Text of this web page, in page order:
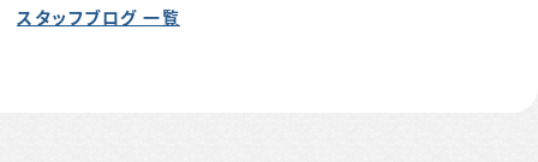
スタッフブログ 一覧